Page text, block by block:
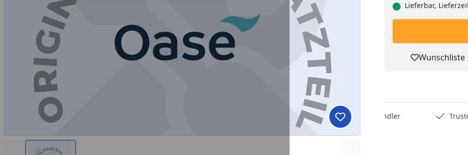
Produkt zur Wunschliste
Lieferbar,
Wunschliste
Rechnungskauf Deutschlands bester Händler Trusted